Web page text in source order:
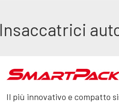
Insaccatrici
Il più innovativo e compatto